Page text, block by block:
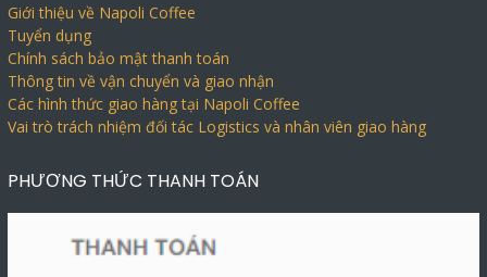
Giới thiệu về Napoli Coffee
Tuyển dụng
Chính sách bảo mật thanh toán
Thông tin về vận chuyển và giao nhận
Các hình thức giao hàng tại Napoli Coffee
Vai trò trách nhiệm đối tác Logistics và nhân viên giao hàng
PHƯƠNG THỨC THANH TOÁN